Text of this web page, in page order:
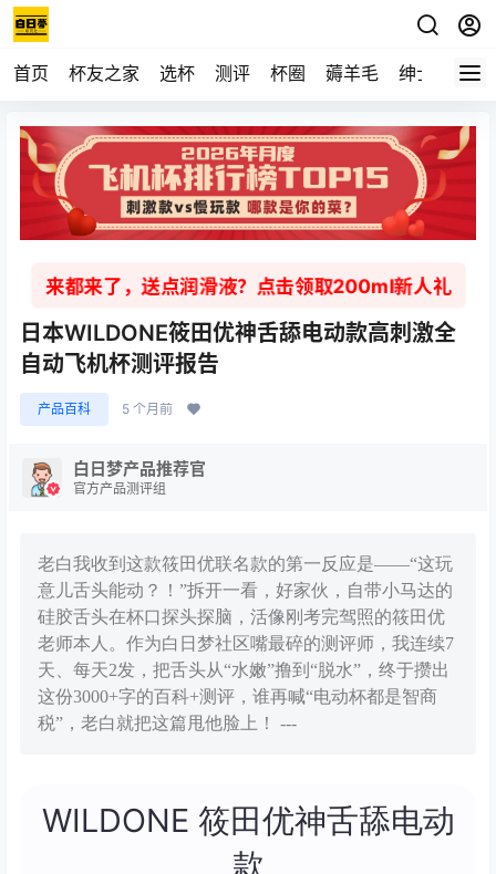
首页 杯友之家 选杯 测评 杯圈 薅羊毛 绅士 视频
来都来了，送点润滑液？点击领取200ml新人礼
日本WILDONE筱田优神舌舔电动款高刺激全
自动飞机杯测评报告
产品百科 5 个月前
白日梦产品推荐官
官方产品测评组
老白我收到这款筱田优联名款的第一反应是——“这玩
意儿舌头能动？！”拆开一看，好家伙，自带小马达的
硅胶舌头在杯口探头探脑，活像刚考完驾照的筱田优
老师本人。作为白日梦社区嘴最碎的测评师，我连续7
天、每天2发，把舌头从“水嫩”撸到“脱水”，终于攒出
这份3000+字的百科+测评，谁再喊“电动杯都是智商
税”，老白就把这篇甩他脸上！ ---
WILDONE 筱田优神舌舔电动
款